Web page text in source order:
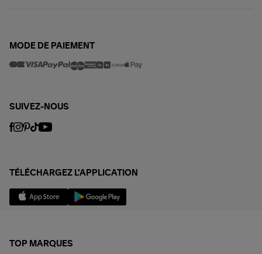
MODE DE PAIEMENT
SUIVEZ-NOUS
TÉLÉCHARGEZ L'APPLICATION
TOP MARQUES